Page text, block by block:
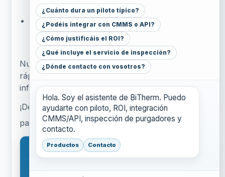
rápidamente.
Seguridad mejorada: garantice un lugar de
trabajo más seguro detectando fugas
peligrosas en tiempo real.
Nuestro proceso de instalación no invasivo es
rápido y sin complicaciones y no requiere
infraestructura inalámbrica adicional.
¡Descubra más en
https://bitherm.com
paso hacia un futuro más seguro y eficiente!
¿Cuánto dura un piloto típico?
¿Podéis integrar con CMMS o API?
¿Cómo justificáis el ROI?
¿Qué incluye el servicio de inspección?
¿Dónde contacto con vosotros?
Hola. Soy el asistente de BiTherm. Puedo
ayudarte con piloto, ROI, integración
CMMS/API, inspección de purgadores y
contacto.
Productos Contacto